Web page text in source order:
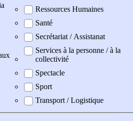
Ressources Humaines
Santé
Secrétariat / Assistanat
Services à la personne / à la
collectivité
Spectacle
Sport
Transport / Logistique